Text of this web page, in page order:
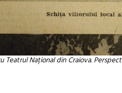
Național din Craiova.